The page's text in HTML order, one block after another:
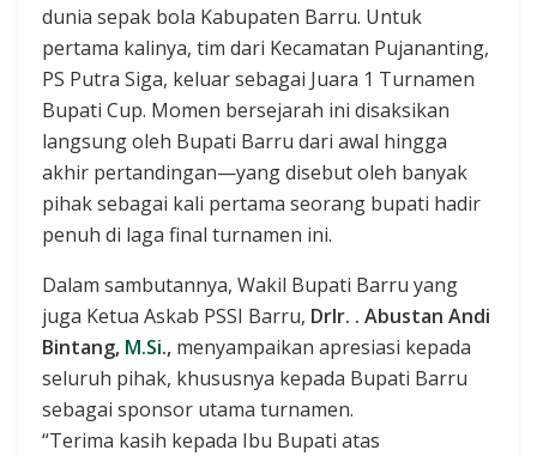
dunia sepak bola Kabupaten Barru. Untuk
pertama kalinya, tim dari Kecamatan Pujananting,
PS Putra Siga, keluar sebagai Juara 1 Turnamen
Bupati Cup. Momen bersejarah ini disaksikan
langsung oleh Bupati Barru dari awal hingga
akhir pertandingan—yang disebut oleh banyak
pihak sebagai kali pertama seorang bupati hadir
penuh di laga final turnamen ini.
Dalam sambutannya, Wakil Bupati Barru yang
juga Ketua Askab PSSI Barru, DrIr. . Abustan Andi
Bintang, M.Si., menyampaikan apresiasi kepada
seluruh pihak, khususnya kepada Bupati Barru
sebagai sponsor utama turnamen.
“Terima kasih kepada Ibu Bupati atas